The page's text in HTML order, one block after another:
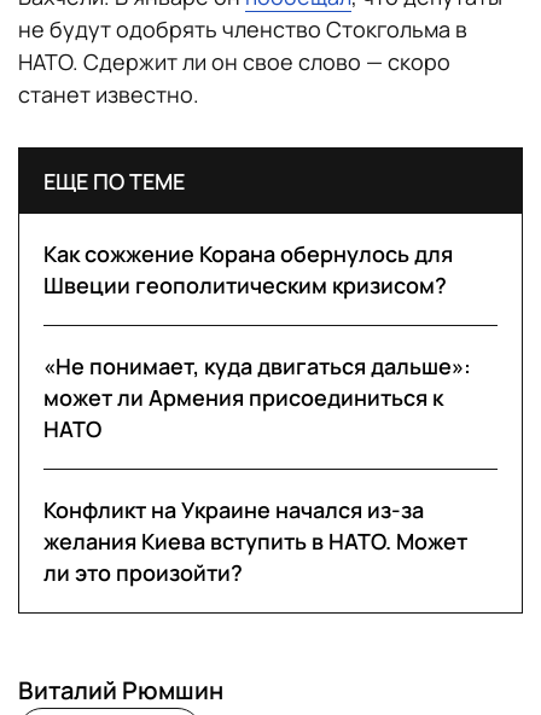
не будут одобрять членство Стокгольма в
НАТО. Сдержит ли он свое слово — скоро
станет известно.
ЕЩЕ ПО ТЕМЕ
Как сожжение Корана обернулось для
Швеции геополитическим кризисом?
«Не понимает, куда двигаться дальше»:
может ли Армения присоединиться к
НАТО
Конфликт на Украине начался из-за
желания Киева вступить в НАТО. Может
ли это произойти?
Виталий Рюмшин